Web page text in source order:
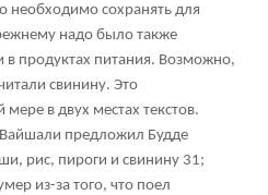
необходимо сохранять для
надо было также
в продуктах питания. Возможно,
свинину. Это
в двух местах текстов.
Вайшали предложил Будде
рис, пироги и свинину 31;
из-за того, что поел